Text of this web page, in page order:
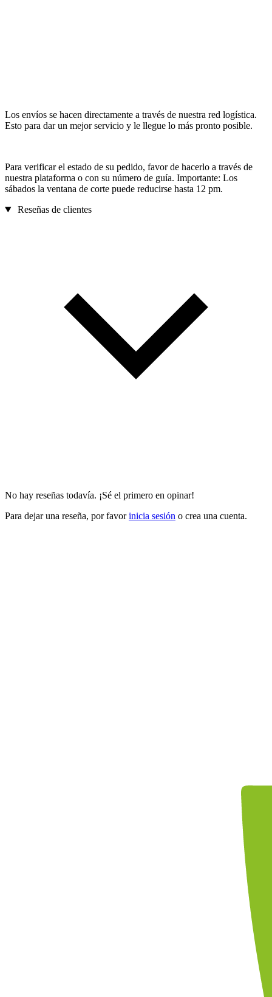
Los envíos se hacen directamente a través de nuestra red logística.
Esto para dar un mejor servicio y le llegue lo más pronto posible.
Para verificar el estado de su pedido, favor de hacerlo a través de
nuestra plataforma o con su número de guía. Importante: Los
sábados la ventana de corte puede reducirse hasta 12 pm.
Reseñas de clientes
No hay reseñas todavía. ¡Sé el primero en opinar!
Para dejar una reseña, por favorinicia sesión o crea una cuenta.